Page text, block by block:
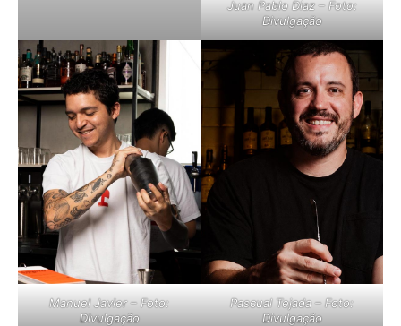
Juan Pablo Diaz – Foto:
Divulgação
Manuel Javier – Foto:
Divulgação
Pascual Tejada – Foto:
Divulgação